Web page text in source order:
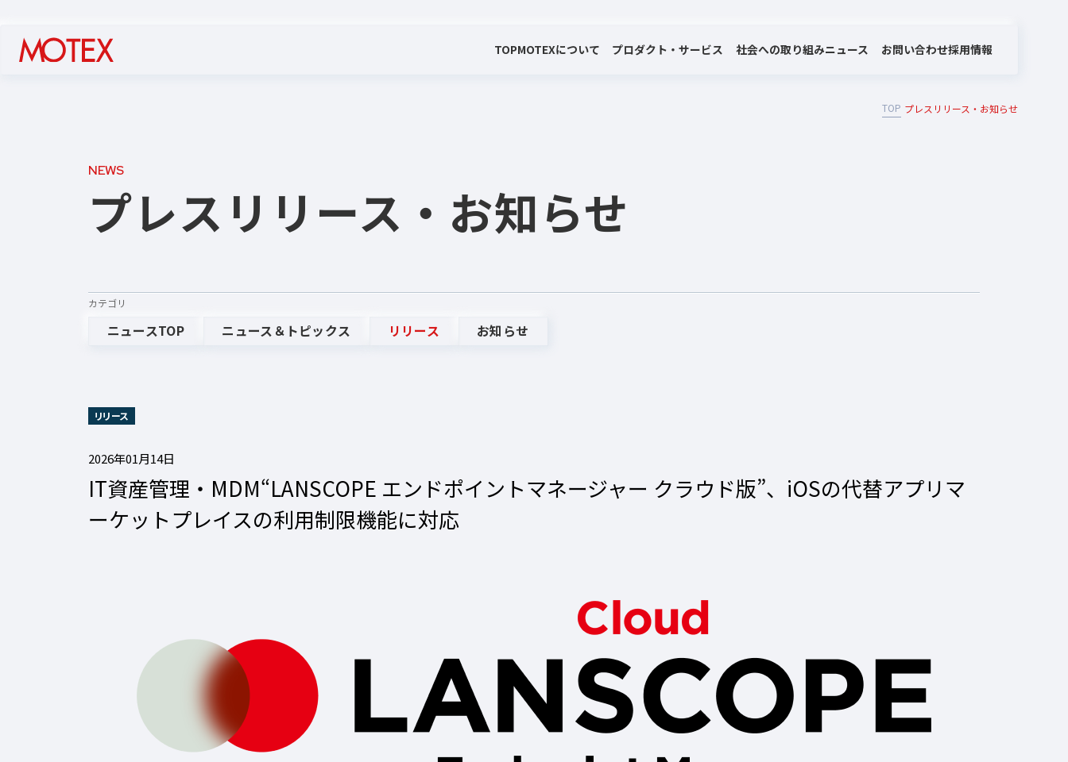
TOPMOTEXについて プロダクト・サービス
MOTEX/LANSCOPEのあゆみ
社会への取り組みニュース お問い合わせ採用情報
TOP プレスリリース・お知らせ
NEWS
プレスリリース ・お知らせ
カテゴリ
ニュースTOP ニュース＆トピックス リリース お知らせ
リリース
2026年01月14日
IT資産管理・MDM“LANSCOPE エンドポイントマネージャー クラウド版”、iOSの代替アプリマ
ーケットプレイスの利用制限機能に対応